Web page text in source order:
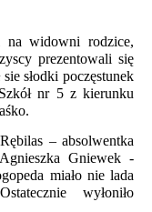
na widowni rodzice,
prezentowali się
słodki poczęstunek
nr 5 z kierunku
– absolwentka
Gniewek -
miało nie lada
wyłoniło